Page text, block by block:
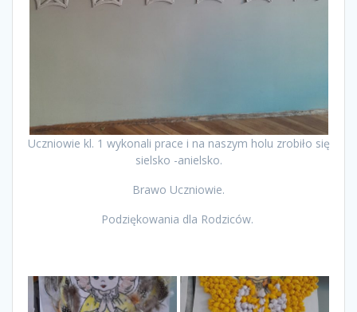
Uczniowie kl. 1 wykonali prace i na naszym holu zrobiło się
sielsko -anielsko.
Brawo Uczniowie.
Podziękowania dla Rodziców.